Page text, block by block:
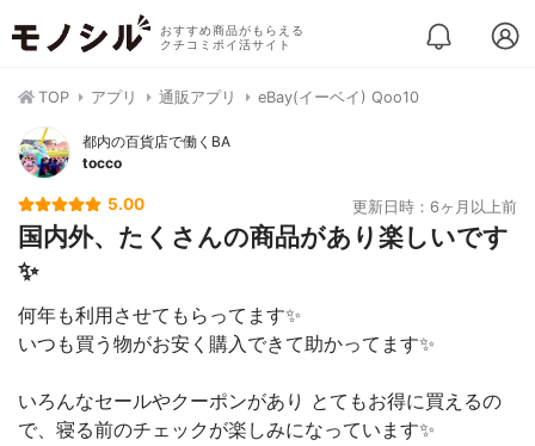
おすすめ商品がもらえる
クチコミポイ活サイト
TOP アプリ 通販アプリ eBay(イーベイ) Qoo10
都内の百貨店で働くBA
tocco
5.00 更新日時：6ヶ月以上前
国内外、たくさんの商品があり楽しいです
✨
何年も利用させてもらってます✨
いつも買う物がお安く購入できて助かってます✨
いろんなセールやクーポンがあり とてもお得に買えるの
で、寝る前のチェックが楽しみになっています✨